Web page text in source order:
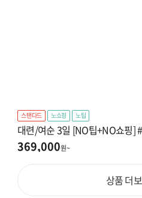
스탠다드 노쇼핑 노팁
369,000원~
상품 더